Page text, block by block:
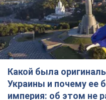
Какой была
Украины и почему ее
империя: об этом не